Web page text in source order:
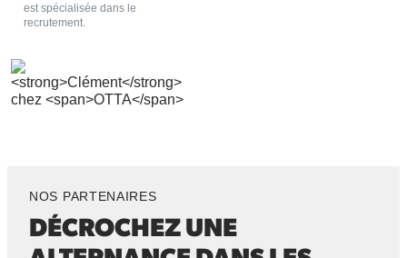
est spécialisée dans le
recrutement.
NOS PARTENAIRES
DÉCROCHEZ UNE